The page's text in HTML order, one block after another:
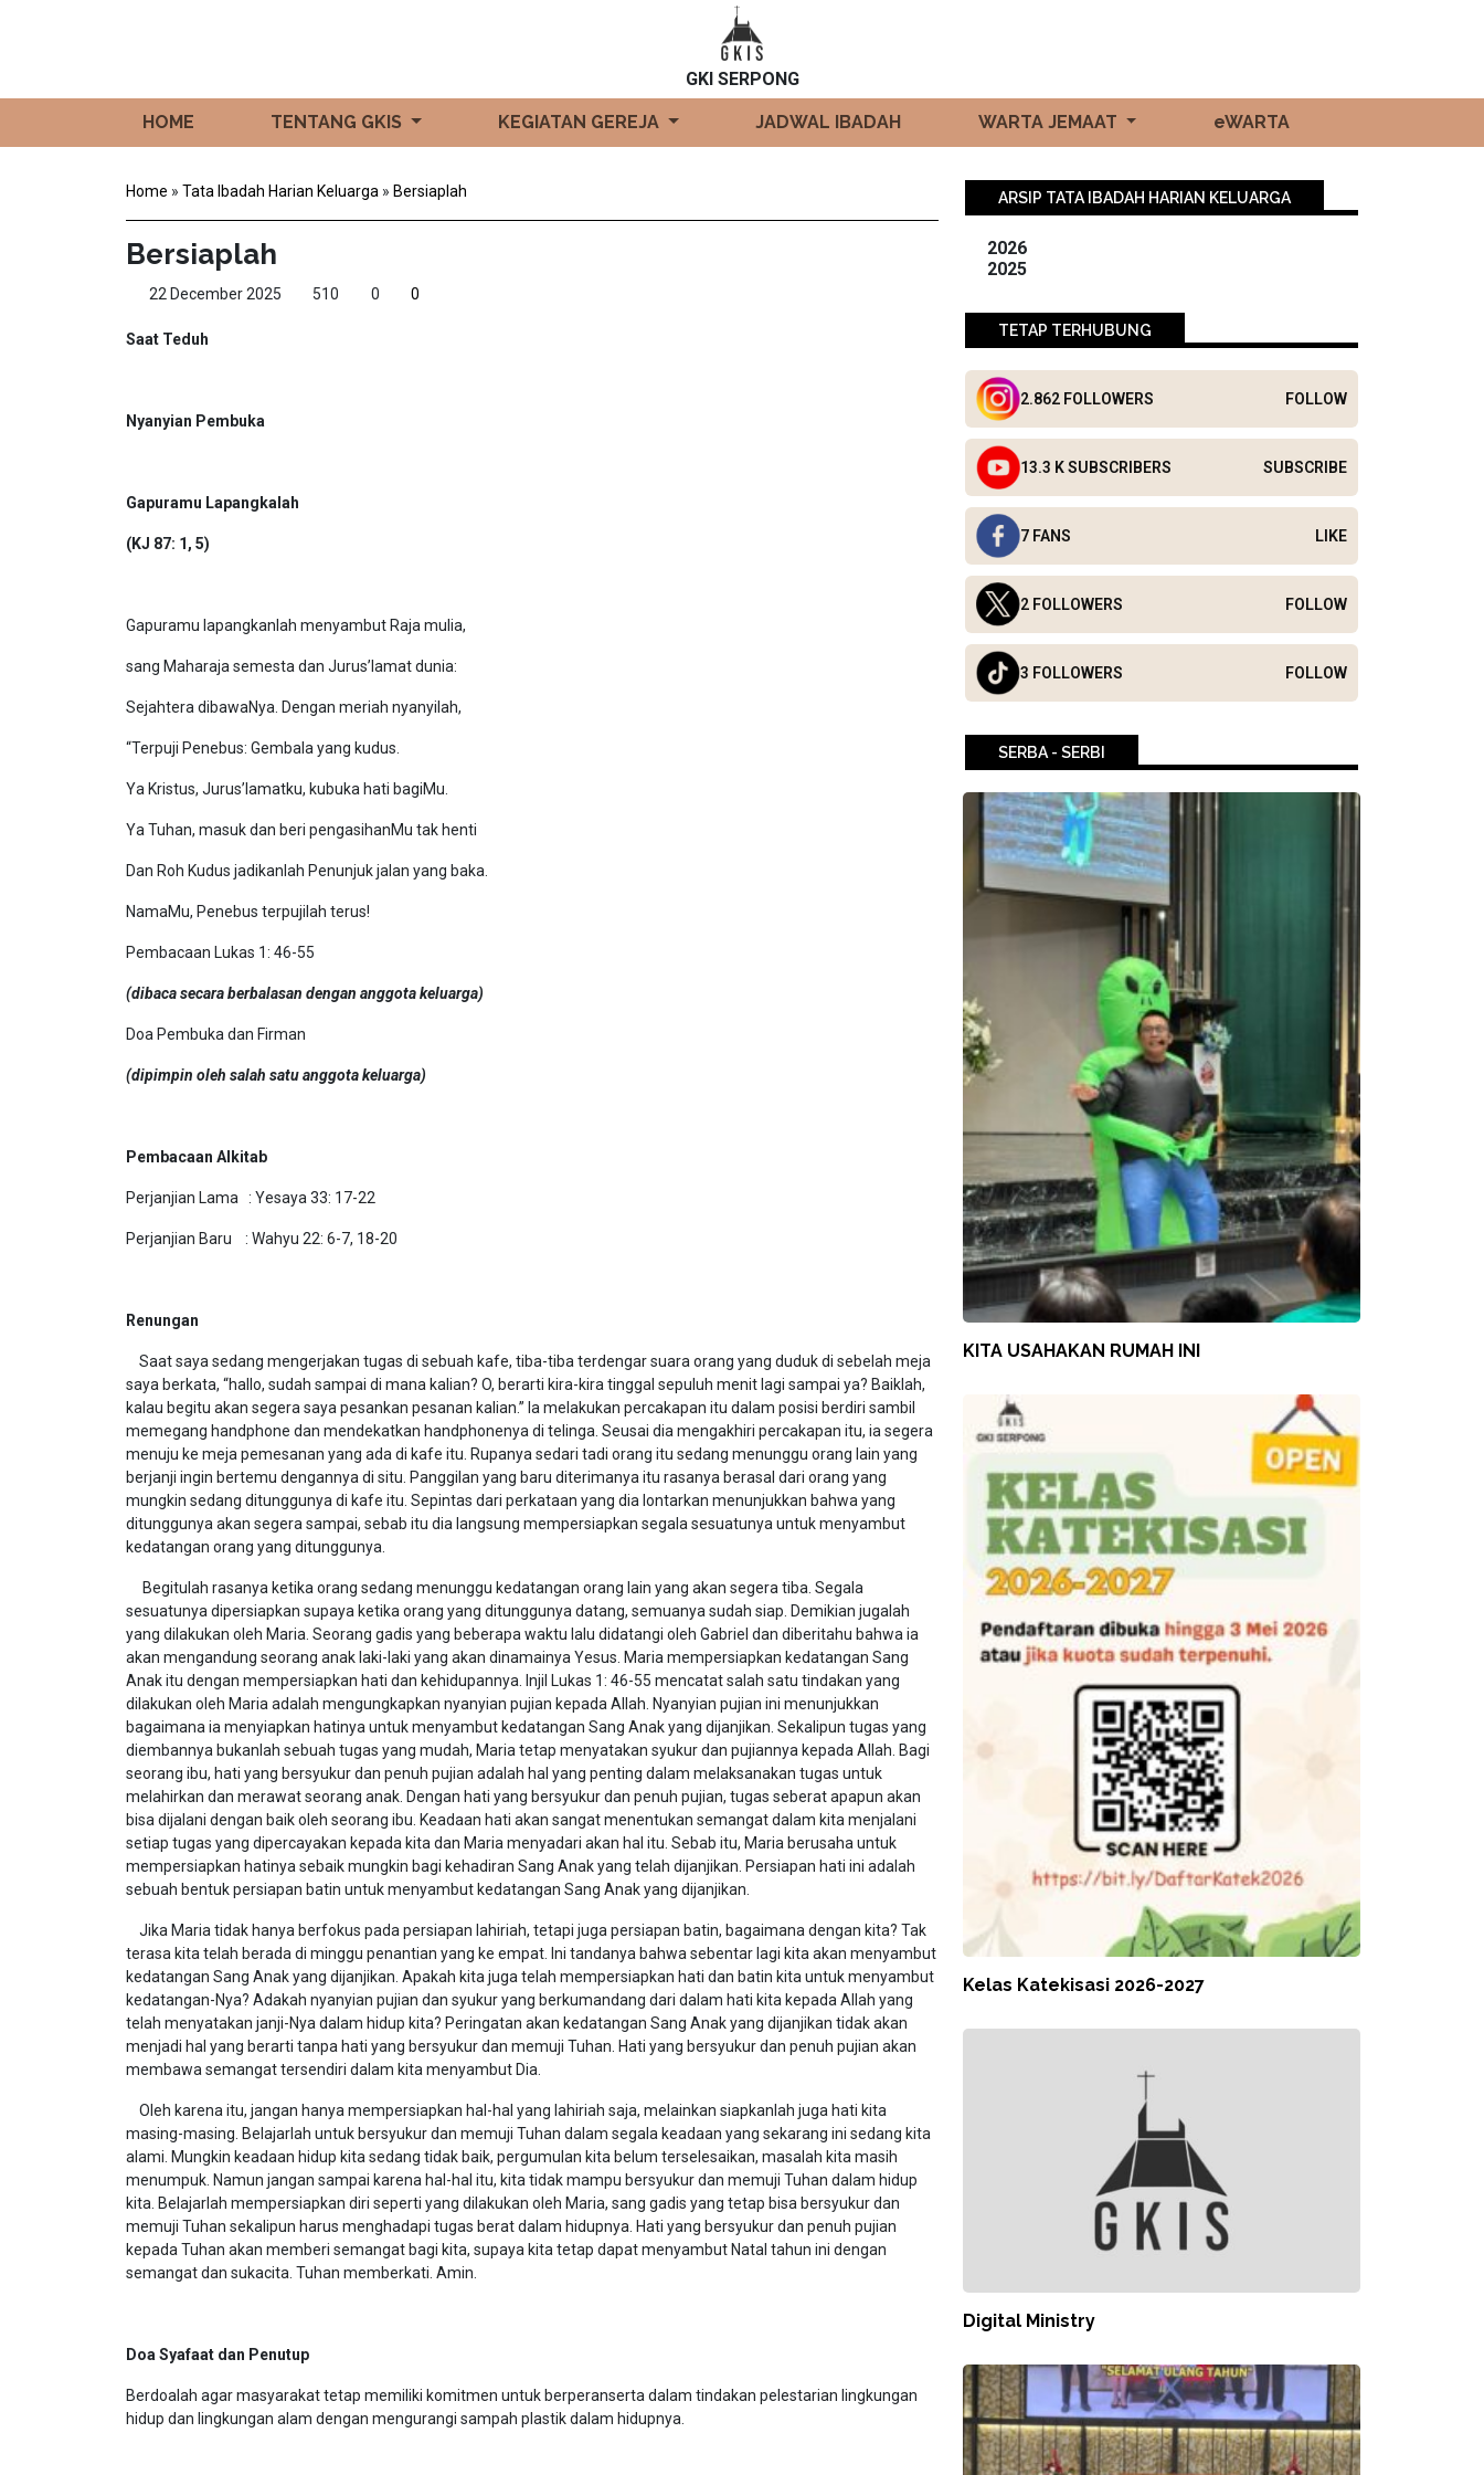
GKI SERPONG
HOME TENTANG GKIS KEGIATAN GEREJA JADWAL IBADAH WARTA JEMAAT eWARTA
Home » Tata Ibadah Harian Keluarga » Bersiaplah
Bersiaplah
22 December 2025 510 0 0
Saat Teduh
Nyanyian Pembuka
Gapuramu Lapangkalah
(KJ 87: 1, 5)
Gapuramu lapangkanlah menyambut Raja mulia,
sang Maharaja semesta dan Jurus’lamat dunia:
Sejahtera dibawaNya. Dengan meriah nyanyilah,
“Terpuji Penebus: Gembala yang kudus.
Ya Kristus, Jurus’lamatku, kubuka hati bagiMu.
Ya Tuhan, masuk dan beri pengasihanMu tak henti
Dan Roh Kudus jadikanlah Penunjuk jalan yang baka.
NamaMu, Penebus terpujilah terus!
Pembacaan Lukas 1: 46-55
(dibaca secara berbalasan dengan anggota keluarga)
Doa Pembuka dan Firman
(dipimpin oleh salah satu anggota keluarga)
Pembacaan Alkitab
Perjanjian Lama : Yesaya 33: 17-22
Perjanjian Baru : Wahyu 22: 6-7, 18-20
Renungan
Saat saya sedang mengerjakan tugas di sebuah kafe, tiba-tiba terdengar suara orang yang duduk di sebelah meja
saya berkata, “hallo, sudah sampai di mana kalian? O, berarti kira-kira tinggal sepuluh menit lagi sampai ya? Baiklah,
kalau begitu akan segera saya pesankan pesanan kalian.” Ia melakukan percakapan itu dalam posisi berdiri sambil
memegang handphone dan mendekatkan handphonenya di telinga. Seusai dia mengakhiri percakapan itu, ia segera
menuju ke meja pemesanan yang ada di kafe itu. Rupanya sedari tadi orang itu sedang menunggu orang lain yang
berjanji ingin bertemu dengannya di situ. Panggilan yang baru diterimanya itu rasanya berasal dari orang yang
mungkin sedang ditunggunya di kafe itu. Sepintas dari perkataan yang dia lontarkan menunjukkan bahwa yang
ditunggunya akan segera sampai, sebab itu dia langsung mempersiapkan segala sesuatunya untuk menyambut
kedatangan orang yang ditunggunya.
Begitulah rasanya ketika orang sedang menunggu kedatangan orang lain yang akan segera tiba. Segala
sesuatunya dipersiapkan supaya ketika orang yang ditunggunya datang, semuanya sudah siap. Demikian jugalah
yang dilakukan oleh Maria. Seorang gadis yang beberapa waktu lalu didatangi oleh Gabriel dan diberitahu bahwa ia
akan mengandung seorang anak laki-laki yang akan dinamainya Yesus. Maria mempersiapkan kedatangan Sang
Anak itu dengan mempersiapkan hati dan kehidupannya. Injil Lukas 1: 46-55 mencatat salah satu tindakan yang
dilakukan oleh Maria adalah mengungkapkan nyanyian pujian kepada Allah. Nyanyian pujian ini menunjukkan
bagaimana ia menyiapkan hatinya untuk menyambut kedatangan Sang Anak yang dijanjikan. Sekalipun tugas yang
diembannya bukanlah sebuah tugas yang mudah, Maria tetap menyatakan syukur dan pujiannya kepada Allah. Bagi
seorang ibu, hati yang bersyukur dan penuh pujian adalah hal yang penting dalam melaksanakan tugas untuk
melahirkan dan merawat seorang anak. Dengan hati yang bersyukur dan penuh pujian, tugas seberat apapun akan
bisa dijalani dengan baik oleh seorang ibu. Keadaan hati akan sangat menentukan semangat dalam kita menjalani
setiap tugas yang dipercayakan kepada kita dan Maria menyadari akan hal itu. Sebab itu, Maria berusaha untuk
mempersiapkan hatinya sebaik mungkin bagi kehadiran Sang Anak yang telah dijanjikan. Persiapan hati ini adalah
sebuah bentuk persiapan batin untuk menyambut kedatangan Sang Anak yang dijanjikan.
Jika Maria tidak hanya berfokus pada persiapan lahiriah, tetapi juga persiapan batin, bagaimana dengan kita? Tak
terasa kita telah berada di minggu penantian yang ke empat. Ini tandanya bahwa sebentar lagi kita akan menyambut
kedatangan Sang Anak yang dijanjikan. Apakah kita juga telah mempersiapkan hati dan batin kita untuk menyambut
kedatangan-Nya? Adakah nyanyian pujian dan syukur yang berkumandang dari dalam hati kita kepada Allah yang
telah menyatakan janji-Nya dalam hidup kita? Peringatan akan kedatangan Sang Anak yang dijanjikan tidak akan
menjadi hal yang berarti tanpa hati yang bersyukur dan memuji Tuhan. Hati yang bersyukur dan penuh pujian akan
membawa semangat tersendiri dalam kita menyambut Dia.
Oleh karena itu, jangan hanya mempersiapkan hal-hal yang lahiriah saja, melainkan siapkanlah juga hati kita
masing-masing. Belajarlah untuk bersyukur dan memuji Tuhan dalam segala keadaan yang sekarang ini sedang kita
alami. Mungkin keadaan hidup kita sedang tidak baik, pergumulan kita belum terselesaikan, masalah kita masih
menumpuk. Namun jangan sampai karena hal-hal itu, kita tidak mampu bersyukur dan memuji Tuhan dalam hidup
kita. Belajarlah mempersiapkan diri seperti yang dilakukan oleh Maria, sang gadis yang tetap bisa bersyukur dan
memuji Tuhan sekalipun harus menghadapi tugas berat dalam hidupnya. Hati yang bersyukur dan penuh pujian
kepada Tuhan akan memberi semangat bagi kita, supaya kita tetap dapat menyambut Natal tahun ini dengan
semangat dan sukacita. Tuhan memberkati. Amin.
Doa Syafaat dan Penutup
Berdoalah agar masyarakat tetap memiliki komitmen untuk berperanserta dalam tindakan pelestarian lingkungan
hidup dan lingkungan alam dengan mengurangi sampah plastik dalam hidupnya.
ARSIP TATA IBADAH HARIAN KELUARGA
2026
2025
TETAP TERHUBUNG
2.862 FOLLOWERS FOLLOW
13.3 K SUBSCRIBERS SUBSCRIBE
7 FANS LIKE
2 FOLLOWERS FOLLOW
3 FOLLOWERS FOLLOW
SERBA - SERBI
KITA USAHAKAN RUMAH INI
Kelas Katekisasi 2026-2027
Digital Ministry